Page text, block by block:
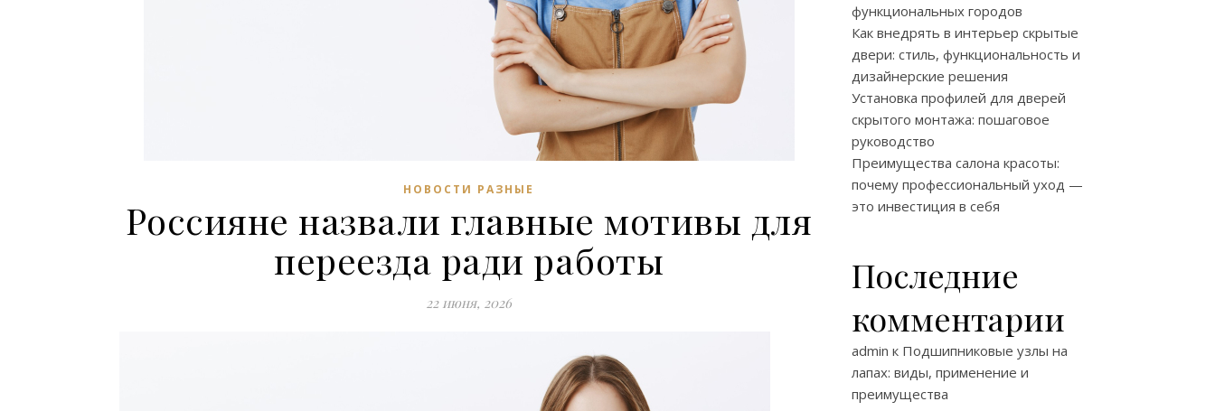
НОВОСТИ РАЗНЫЕ
Россияне назвали главные мотивы для
переезда ради работы
22 июня, 2026
функциональных городов
Как внедрять в интерьер скрытые
двери: стиль, функциональность и
дизайнерские решения
Установка профилей для дверей
скрытого монтажа: пошаговое
руководство
Преимущества салона красоты:
почему профессиональный уход —
это инвестиция в себя
Последние
комментарии
admin к Подшипниковые узлы на
лапах: виды, применение и
преимущества